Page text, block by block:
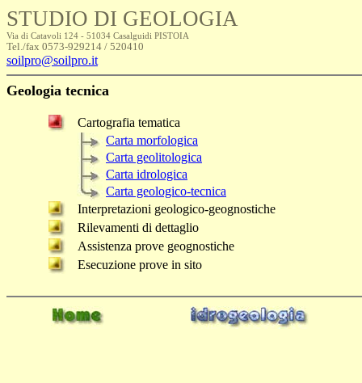
STUDIO DI GEOLOGIA
Via di Catavoli 124 - 51034 Casalguidi PISTOIA
Tel./fax 0573-929214 / 520410
soilpro@soilpro.it
Geologia tecnica
Cartografia tematica
Carta morfologica
Carta geolitologica
Carta idrologica
Carta geologico-tecnica
Interpretazioni geologico-geognostiche
Rilevamenti di dettaglio
Assistenza prove geognostiche
Esecuzione prove in sito